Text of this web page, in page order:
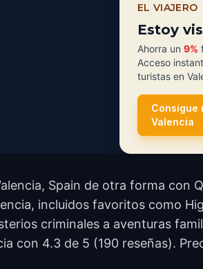
EL VIAJERO
Estoy
Ahorra un 9%
Acceso
turistas en
Consigue
Valencia
Spain de otra forma con
incluidos favoritos como
criminales a aventuras
con 4.3 de 5 (190 reseñas).